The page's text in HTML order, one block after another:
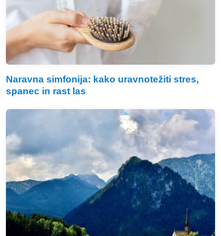
Naravna simfonija: kako uravnotežiti stres,
spanec in rast las